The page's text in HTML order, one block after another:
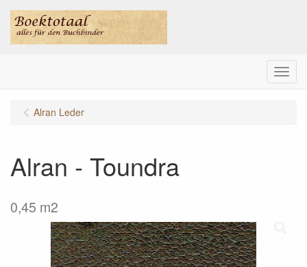
Menu
Alran Leder
Alran - Toundra
0,45 m2